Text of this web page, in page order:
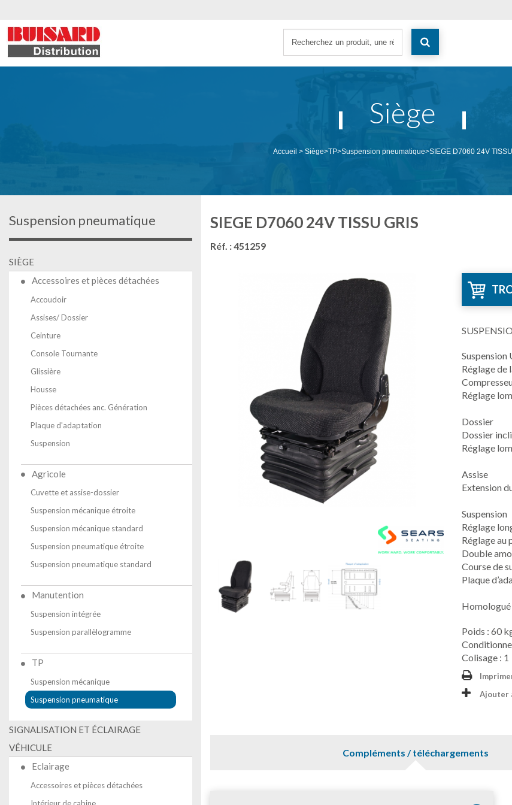
Siège
Accueil > Siège>TP>Suspension pneumatique>SIEGE D7060 24V
Suspension pneumatique
SIÈGE
Accessoires et pièces détachées
Accoudoir
Assises/ Dossier
Ceinture
Console Tournante
Glissière
Housse
Pièces détachées anc. Génération
Plaque d'adaptation
Suspension
Agricole
Cuvette et assise-dossier
Suspension mécanique étroite
Suspension mécanique standard
Suspension pneumatique étroite
Suspension pneumatique standard
Manutention
Suspension intégrée
Suspension parallèlogramme
TP
Suspension mécanique
Suspension pneumatique
SIGNALISATION ET ÉCLAIRAGE
VÉHICULE
Eclairage
Accessoires et pièces détachées
Intérieur de cabine
SIEGE D7060 24V TISSU GRIS
Réf. : 451259
Suspension
Réglage de
Réglage
Dossier
Dossier
Réglage
Assise
Extension
Suspension
Réglage
Réglage au
Double
Course de
Plaque
Homologué
Poids : 60
Colisage : 1
Ajouter
Compléments / téléchargements